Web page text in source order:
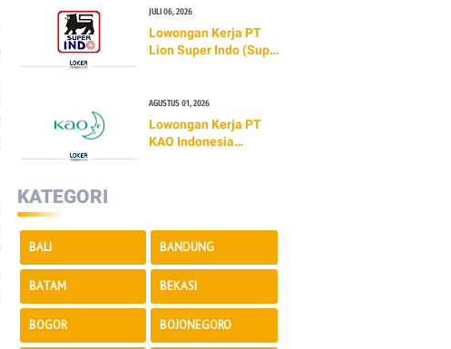
JULI 06, 2026
Lowongan Kerja PT
Lion Super Indo (Super
AGUSTUS 01, 2026
Lowongan Kerja PT
KAO Indonesia
KATEGORI
BALI BANDUNG
BATAM BEKASI
BOGOR BOJONEGORO